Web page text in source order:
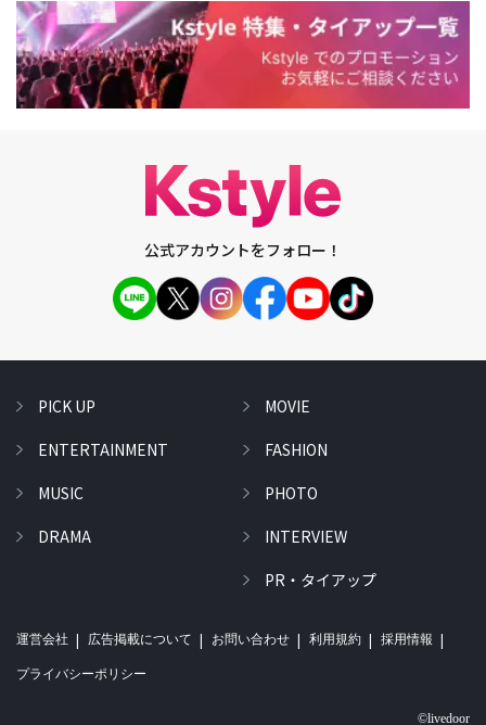
公式アカウントをフォロー！
PICK UP
ENTERTAINMENT
MUSIC
DRAMA
MOVIE
FASHION
PHOTO
INTERVIEW
PR・タイアップ
運営会社 広告掲載について お問い合わせ 利用規約 採用情報
プライバシーポリシー
©livedoor